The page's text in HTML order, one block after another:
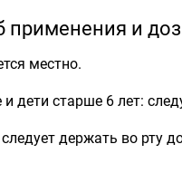
применения и
местно.
дети старше 6 лет:
следует держать во рту